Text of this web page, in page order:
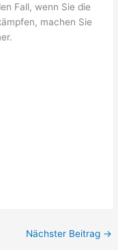
Fall, wenn Sie die
machen Sie
Nächster Beitrag →